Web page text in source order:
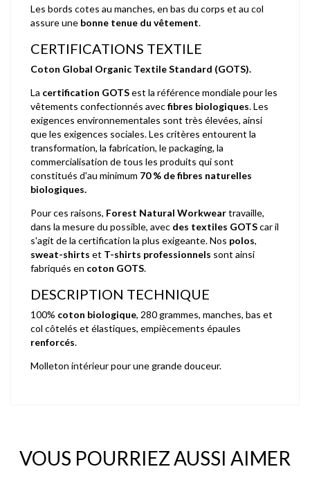
Les bords cotes au manches, en bas du corps et au col
assure une bonne tenue du vêtement.
CERTIFICATIONS TEXTILE
Coton Global Organic Textile Standard (GOTS).
La certification GOTSest la référence mondiale pour les
vêtements confectionnés avecfibres biologiques. Les
exigences environnementales sont très élevées, ainsi
que les exigences sociales. Les critères entourent la
transformation, la fabrication, le packaging, la
commercialisation de tous les produits qui sont
constitués d'au minimum 70 % de fibres naturelles
biologiques.
Pour ces raisons, Forest Natural Workweartravaille,
dans la mesure du possible, avec des textiles GOTScar il
s'agit de la certification la plus exigeante. Nos polos,
sweat-shirts et T-shirts professionnels sont ainsi
fabriqués en coton GOTS.
DESCRIPTION TECHNIQUE
100% coton biologique, 280 grammes, manches, bas et
col côtelés et élastiques, empiècements épaules
renforcés.
Molleton intérieur pour une grande douceur.
VOUS POURRIEZ AUSSI AIMER